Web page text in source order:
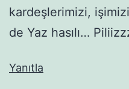
kardeşlerimizi,
de Yaz hasılı…
Yanıtla